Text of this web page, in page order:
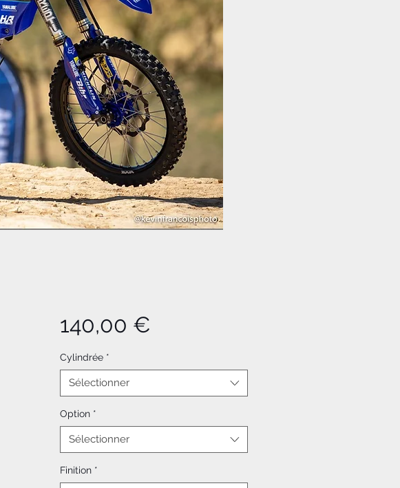
140,00 €
Cylindrée *
Sélectionner
Option *
Sélectionner
Finition *